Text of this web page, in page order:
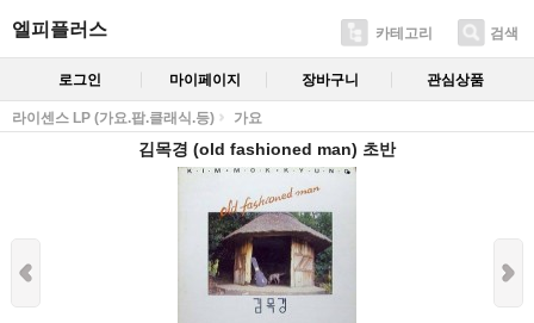
엘피플러스 카테고리 검색
로그인 마이페이지 장바구니 관심상품
라이센스 LP (가요.팝.클래식.등) 가요
김목경 (old fashioned man) 초반